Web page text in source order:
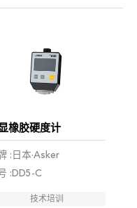
橡胶硬度计
:日本·Asker
:DD5-C
技术培训